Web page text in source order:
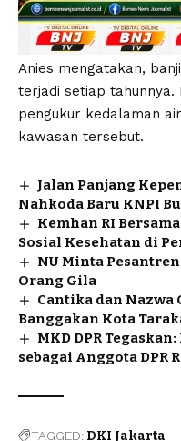
Anies mengatakan,
terjadi setiap
pengukur kedalaman
kawasan tersebut.
Jalan Panjang
Nahkoda Baru KNPI
Kemhan RI
Sosial Kesehatan di
NU Minta
Orang Gila
Cantika dan Nazwa
Banggakan Kota
MKD DPR
sebagai Anggota DPR
TAGGED: DKI Jakarta